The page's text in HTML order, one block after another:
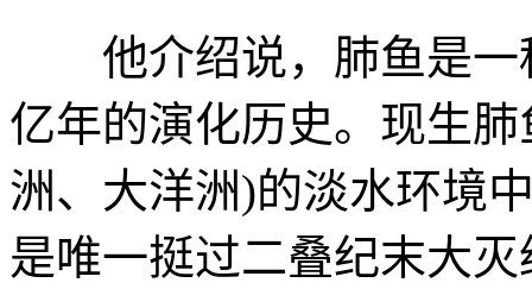
他介绍说，肺鱼是一
亿年的演化历史。现生
洲、大洋洲)的淡水环境
是唯一挺过二叠纪末大